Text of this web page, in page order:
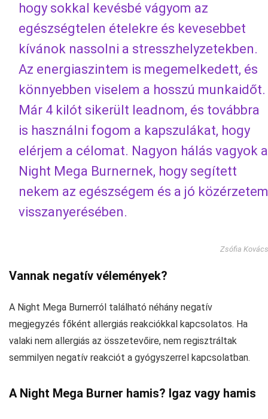
hogy sokkal kevésbé vágyom az
egészségtelen ételekre és kevesebbet
kívánok nassolni a stresszhelyzetekben.
Az energiaszintem is megemelkedett, és
könnyebben viselem a hosszú munkaidőt.
Már 4 kilót sikerült leadnom, és továbbra
is használni fogom a kapszulákat, hogy
elérjem a célomat. Nagyon hálás vagyok a
Night Mega Burnernek, hogy segített
nekem az egészségem és a jó közérzetem
visszanyerésében.
Zsófia Kovács
Vannak negatív vélemények?
A Night Mega Burnerról található néhány negatív
megjegyzés főként allergiás reakciókkal kapcsolatos. Ha
valaki nem allergiás az összetevőire, nem regisztráltak
semmilyen negatív reakciót a gyógyszerrel kapcsolatban.
A Night Mega Burner hamis? Igaz vagy hamis